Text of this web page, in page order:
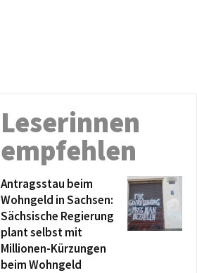
Leserinnen
empfehlen
Antragsstau beim
Wohngeld in Sachsen:
Sächsische Regierung
plant selbst mit
Millionen-Kürzungen
beim Wohngeld